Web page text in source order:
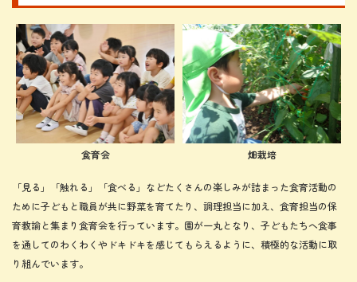
食育会 畑栽培
「見る」「触れる」「食べる」などたくさんの楽しみが詰まった食育活動の
ために子どもと職員が共に野菜を育てたり、調理担当に加え、食育担当の保
育教諭と集まり食育会を行っています。園が一丸となり、子どもたちへ食事
を通してのわくわくやドキドキを感じてもらえるように、積極的な活動に取
り組んでいます。